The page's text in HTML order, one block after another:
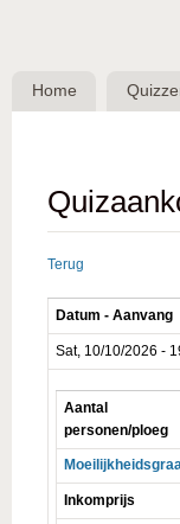
Belgische
Home
Terug
Datum - Aanvang
Sat, 10/10/2026 -
Aantal
personen/ploeg
Inkomprijs